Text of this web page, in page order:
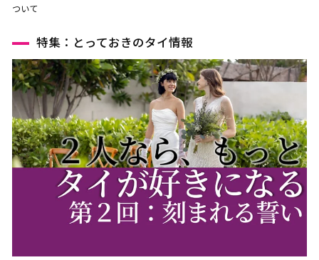
ついて
特集：とっておきのタイ情報